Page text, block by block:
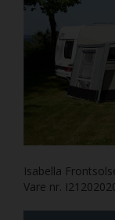
Isabella
Vare nr.